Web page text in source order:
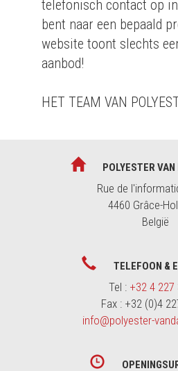
telefonisch contact op
bent naar een bepaald
website toont slechts
aanbod!
HET TEAM VAN
POLYESTER
Rue de
4460 Grâce-
België
TELEFOON &
Tel : +32 4 227
Fax : +32 (0)4
info@polyester-